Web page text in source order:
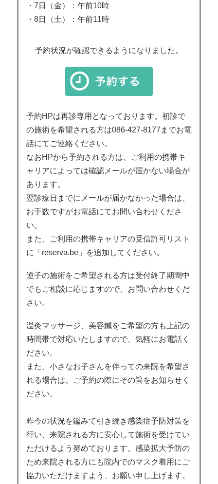
・7日（金）：午前10時
・8日（土）：午前11時
予約状況が確認できるようになりました。
予約HPは再診専用となっております。初診で
の施術を希望される方は086-427-8177までお電
話にてご連絡ください。
なおHPから予約される方は、ご利用の携帯キ
ャリアによっては確認メールが届かない場合が
あります。
翌診療日までにメールが届かなかった場合は、
お手数ですがお電話にてお問い合わせくださ
い。
また、ご利用の携帯キャリアの受信許可リスト
に「reserva.be」を追加してください。
逆子の施術をご希望される方は受付終了期間中
でもご相談に応じますので、お問い合わせくだ
さい。
温灸マッサージ、美容鍼をご希望の方も上記の
時間帯で対応いたしますので、気軽にお電話く
ださい。
また、小さなお子さんを伴っての来院を希望さ
れる場合は、ご予約の際にその旨をお知らせく
ださい。
昨今の状況を鑑みて引き続き感染症予防対策を
行い、来院される方に安心して施術を受けてい
ただけるよう努めております。感染拡大予防の
ため来院される方にも院内でのマスク着用にご
協力いただけますよう、お願い申し上げます。